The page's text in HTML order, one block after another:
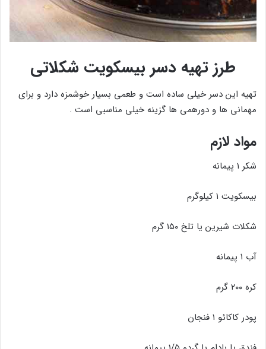
طرز تهیه دسر بیسکویت شکلاتی
تهیه این دسر خیلی ساده است و طعمی بسیار خوشمزه دارد و برای
مهمانی ها و دورهمی ها گزینه خیلی مناسبی است .
مواد لازم
شکر ۱ پیمانه
بیسکویت ۱ کیلوگرم
شکلات شیرین یا تلخ ۱۵۰ گرم
آب ۱ پیمانه
کره ۲۰۰ گرم
پودر کاکائو ۱ فنجان